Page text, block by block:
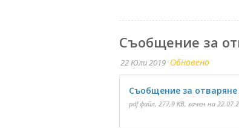
Съобщение за
22 Юли 2019 Обновено
Съобщение за
pdf файл, 277,9 KB, качен на